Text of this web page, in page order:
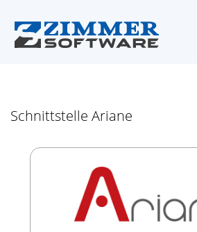
Schnittstelle Ariane